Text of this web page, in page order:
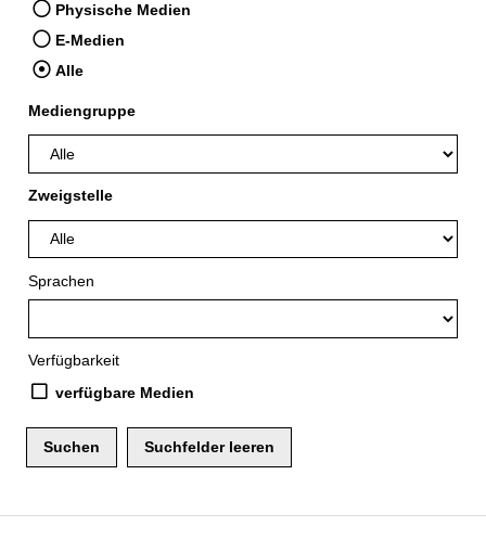
Physische Medien
E-Medien
Alle
Mediengruppe
Zweigstelle
Sprachen
Verfügbarkeit
verfügbare Medien